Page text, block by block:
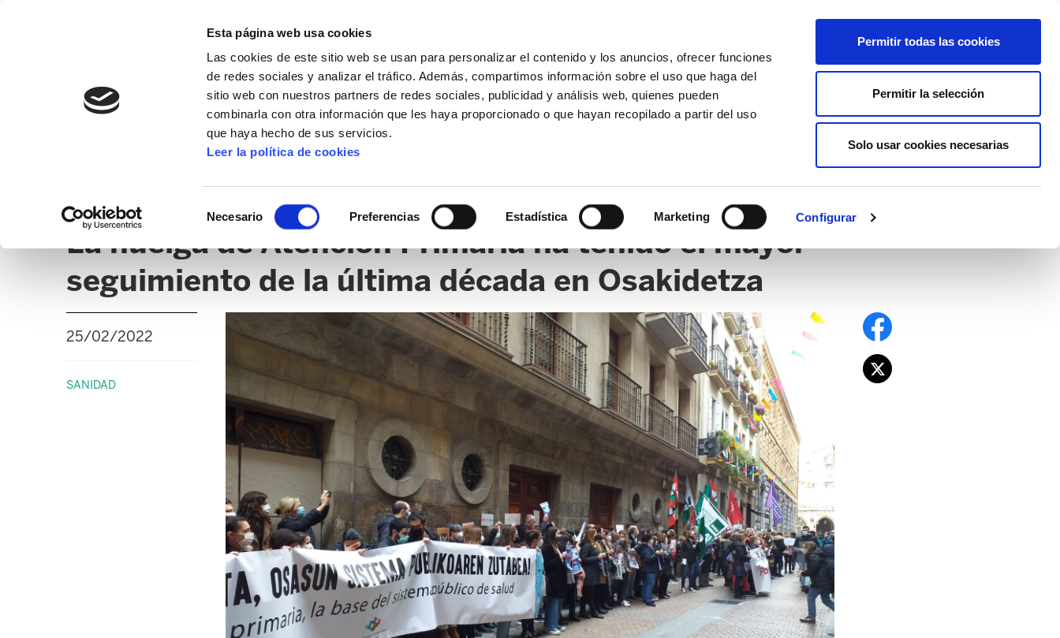
Esta página web usa cookies
Las cookies de este sitio web se usan para personalizar el contenido y los anuncios, ofrecer funciones
de redes sociales y analizar el tráfico. Además, compartimos información sobre el uso que haga del
sitio web con nuestros partners de redes sociales, publicidad y análisis web, quienes pueden
combinarla con otra información que les haya proporcionado o que hayan recopilado a partir del uso
que haya hecho de sus servicios.
Leer la política de cookies
Necesario Preferencias Estadística Marketing Configurar
Permitir todas las cookies
Permitir la selección
Solo usar cookies necesarias
AFÍLIATE
La huelga de Atención Primaria ha tenido el mayor
seguimiento de la última década en Osakidetza
25/02/2022
SANIDAD